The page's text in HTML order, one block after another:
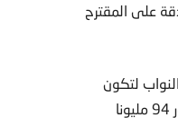
على المقترح
لتكون
مناسبة لتعداد السكان الذي تجاوز 108 ملايين نسمة، في حين كان هذا العدد وقت الاستفتاء على الدستور 94 مليونا